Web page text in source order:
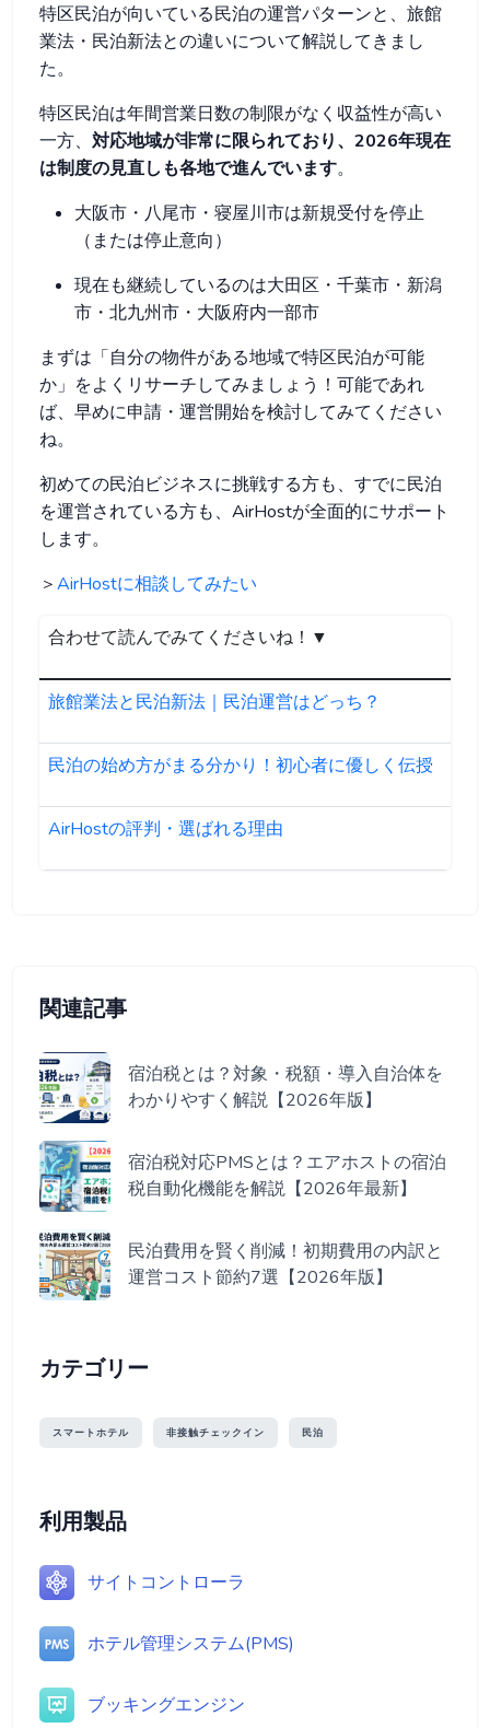
関連記事
宿泊税とは？対象・税額・導入自治体を
わかりやすく解説【2026年版】
宿泊税対応PMSとは？エアホストの宿泊
税自動化機能を解説【2026年最新】
民泊費用を賢く削減！初期費用の内訳と
運営コスト節約7選【2026年版】
カテゴリー
スマートホテル 非接触チェックイン 民泊
利用製品
サイトコントローラ
ホテル管理システム(PMS)
ブッキングエンジン
特区民泊が向いている民泊の運営パターンと、旅館
業法・民泊新法との違いについて解説してきまし
た。
特区民泊は年間営業日数の制限がなく収益性が高い
一方、 対応地域が非常に限られており、2026年現在
は制度の見直しも各地で進んでいます。
大阪市・八尾市・寝屋川市は新規受付を停止
（または停止意向）
現在も継続しているのは大田区・千葉市・新潟
市・北九州市・大阪府内一部市
まずは「自分の物件がある地域で特区民泊が可能
か」をよくリサーチしてみましょう！可能であれ
ば、早めに申請・運営開始を検討してみてください
ね。
初めての民泊ビジネスに挑戦する方も、すでに民泊
を運営されている方も、AirHostが全面的にサポート
します。
＞AirHostに相談してみたい
合わせて読んでみてくださいね！▼
旅館業法と民泊新法｜民泊運営はどっち？
民泊の始め方がまる分かり！初心者に優しく伝授
AirHostの評判・選ばれる理由